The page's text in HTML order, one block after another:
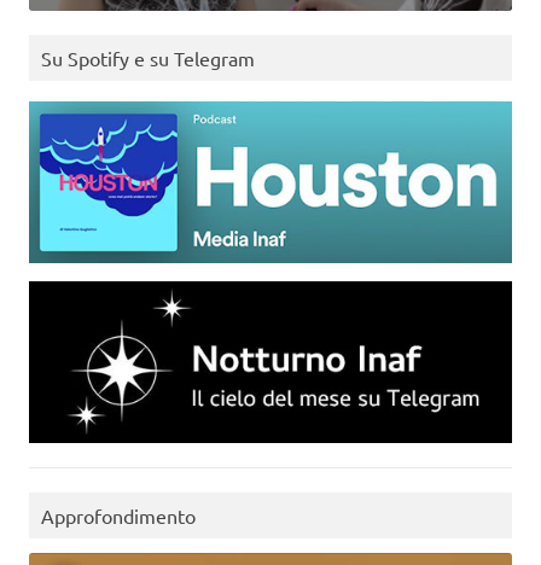
Su Spotify e su Telegram
Approfondimento